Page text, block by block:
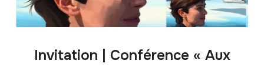
Invitation | Conférence « Aux